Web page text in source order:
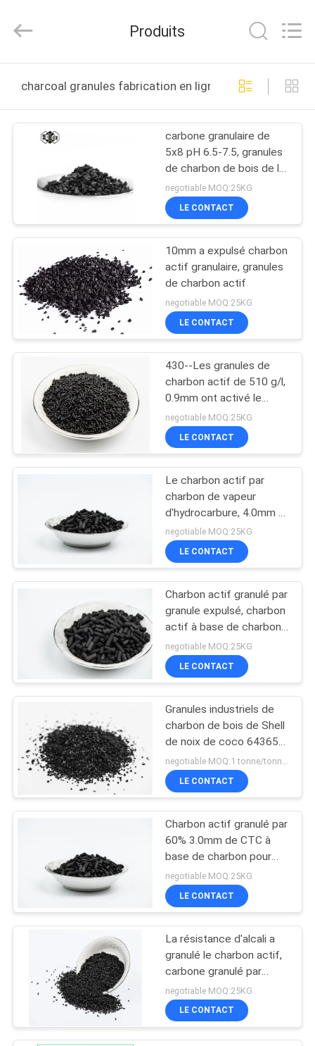
PRODUITS
PROPOS
NOUS
VISITE
D'USINE
CONTRÔLE
QUALITÉ
CONTACTEZ-
NOUS
NOUVELLES
DU
PRIVACY
POLICY
Activated
Carbon
Rights
Produits
charcoal granules fabrication en ligne
carbone granulaire de
5x8 pH 6.5-7.5, granules
de charbon de bois de la
densité apparente 0.50-
0.55g/Ml
negotiable MOQ:25KG
LE CONTACT
10mm a expulsé charbon
actif granulaire, granules
de charbon actif
negotiable MOQ:25KG
LE CONTACT
430--Les granules de
charbon actif de 510 g/l,
0.9mm ont activé le
charbon de bois de
carbone
negotiable MOQ:25KG
LE CONTACT
Le charbon actif par
charbon de vapeur
d'hydrocarbure, 4.0mm a
granulé le charbon actif
negotiable MOQ:25KG
LE CONTACT
Charbon actif granulé par
granule expulsé, charbon
actif à base de charbon
de 4mm
negotiable MOQ:25KG
LE CONTACT
Granules industriels de
charbon de bois de Shell
de noix de coco 64365
11 3 pour le °C de la
purification 600-1200
d'air
LE CONTACT
Charbon actif granulé par
60% 3.0mm de CTC à
base de charbon pour
l'adsorption d'oscillation
de pression
negotiable MOQ:25KG
LE CONTACT
La résistance d'alcali a
granulé le charbon actif,
carbone granulé par
1.5mm
negotiable MOQ:25KG
LE CONTACT